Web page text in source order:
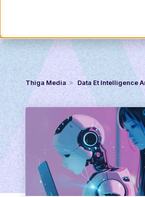
Thiga Media Data Et Intelligence